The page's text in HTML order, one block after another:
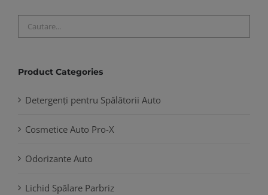
Product Categories
Detergenți pentru Spălătorii Auto
Cosmetice Auto Pro-X
Odorizante Auto
Lichid Spălare Parbriz